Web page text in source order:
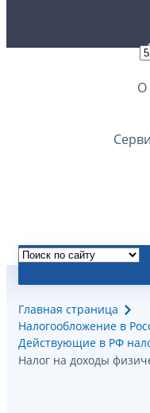
О
Главная страница
Налогообложение в
Действующие в РФ
Налог на доходы